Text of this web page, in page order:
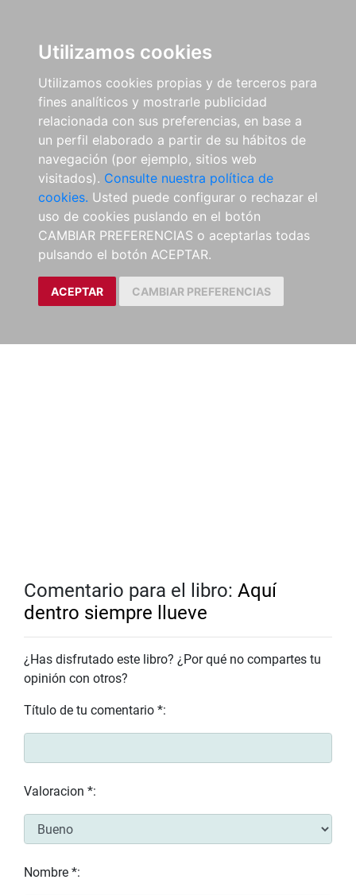
Utilizamos cookies
Utilizamos cookies propias y de terceros para
fines analíticos y mostrarle publicidad
relacionada con sus preferencias, en base a
un perfil elaborado a partir de su hábitos de
navegación (por ejemplo, sitios web
visitados). Consulte nuestra política de
cookies. Usted puede configurar o rechazar el
uso de cookies puslando en el botón
CAMBIAR PREFERENCIAS o aceptarlas todas
pulsando el botón ACEPTAR.
ACEPTAR CAMBIAR PREFERENCIAS
Comentario para el libro: Aquí
dentro siempre llueve
¿Has disfrutado este libro? ¿Por qué no compartes tu
opinión con otros?
Título de tu comentario *:
Valoracion *:
Nombre *: